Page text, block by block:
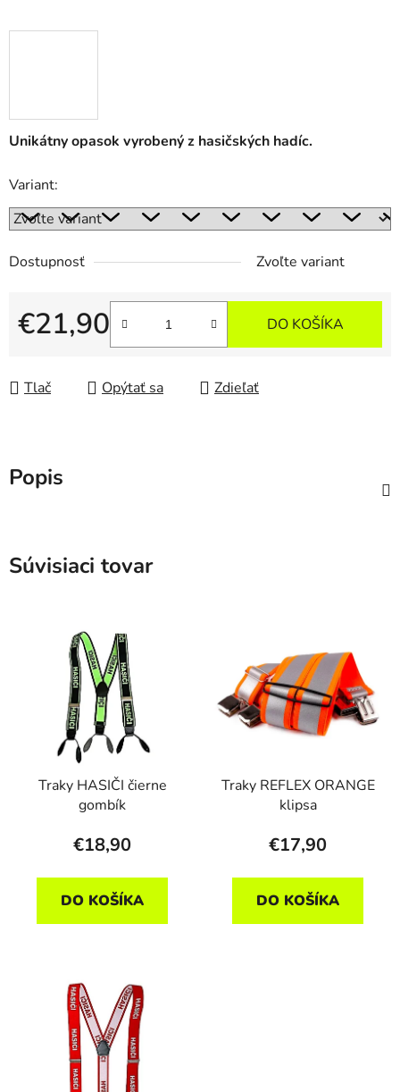
Unikátny opasok vyrobený z hasičských hadíc.
Variant:
Dostupnosť Zvoľte variant
€21,90
Jednotková cena:
DO KOŠÍKA
Tlač Opýtať sa Zdieľať
Popis
Súvisiaci tovar
Traky HASIČI čierne
gombík
€18,90
DO KOŠÍKA
Traky REFLEX ORANGE
klipsa
€17,90
DO KOŠÍKA